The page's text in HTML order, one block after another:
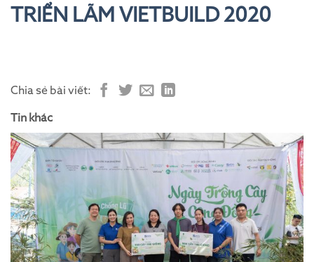
TRIỂN LÃM VIETBUILD 2020
Chia sẻ bài viết:
Tin khác